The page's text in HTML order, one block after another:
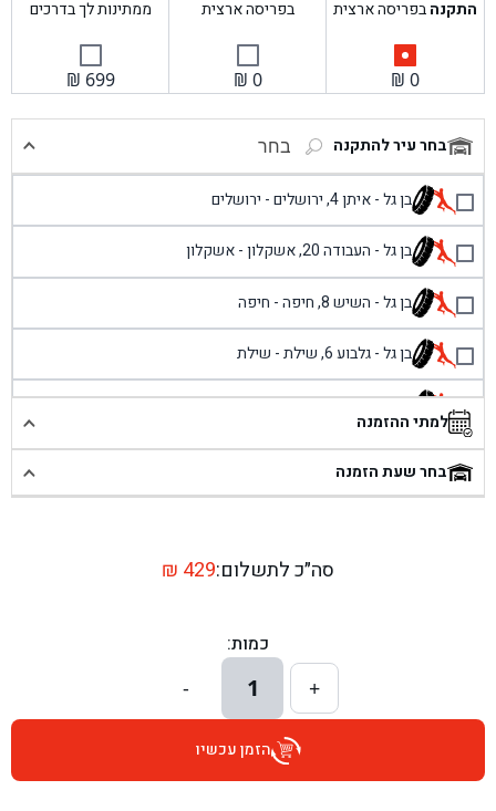
התקנהבפריסה ארצית
₪ 0
בפריסה ארצית
₪ 0
ממתינות לך בדרכים
₪ 699
בחר עיר להתקנה בחר
בן גל - איתן 4, ירושלים - ירושלים
בן גל - העבודה 20, אשקלון - אשקלון
בן גל - השיש 8, חיפה - חיפה
בן גל - גלבוע 6, שילת - שילת
בן גל - פוריידיס, כניסה צפונית מול כביש 4 - פרדיס
בן גל - שכונת אזור תעשייה זעירה, עיילבון - עיילבון
בן גל - דרך השבעה 20, אזור - אזור
בן גל - הרצל 6, גדרה - גדרה
בן גל - שדרות דוד בן גוריון 8, באר שבע - באר שבע
למתי ההזמנה
בחר שעת הזמנה
סה״כ לתשלום: ₪ 429
כמות:
+
1
-
הזמן עכשיו